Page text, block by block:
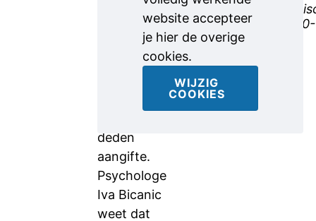
van meer
dan 150
materiaal
Tweeëntwintig
deden
aangifte.
Psychologe
Iva Bicanic
weet dat
website accepteer
je hier de overige
cookies.
WIJZIG
COOKIES
op 0800-